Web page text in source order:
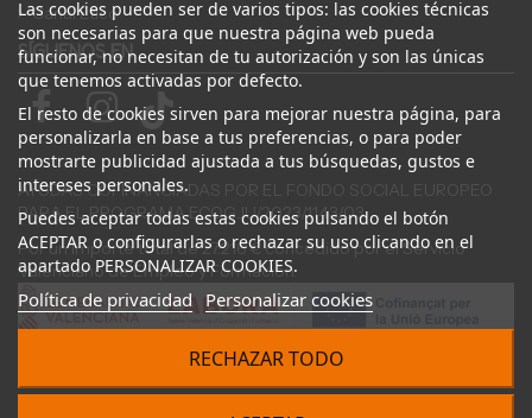
Canal Ético
Las cookies pueden ser de varios tipos: las cookies técnicas
son necesarias para que nuestra página web pueda
funcionar, no necesitan de tu autorización y son las únicas
que tenemos activadas por defecto.
El resto de cookies sirven para mejorar nuestra página, para
personalizarla en base a tus preferencias, o para poder
mostrarte publicidad ajustada a tus búsquedas, gustos e
intereses personales.
Puedes aceptar todas estas cookies pulsando el botón
ACEPTAR o configurarlas o rechazar su uso clicando en el
apartado PERSONALIZAR COOKIES.
Política de privacidad Personalizar cookies
RECHAZAR TODO
SÍGUENOS EN
AYUDAS COFINANCIADAS POR EL FONDO SOCIAL EUROPEO
PARA EL PROGRAMA ECOGJU/2023/1143/03
Por un importe total de 27.216 € concedido por el Servicio
Valenciano de Empleo y Formación.